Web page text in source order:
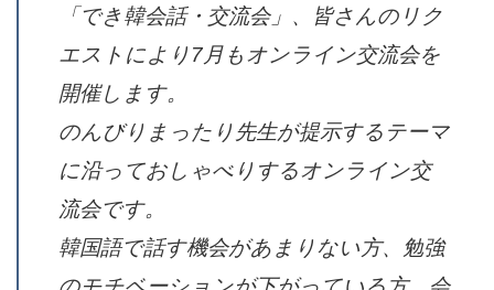
東京新大久保、新宿、大阪で開催され
た「でき韓会話・交流会」、皆さんの
リクエストにより7月もオンライン交
流会を開催します。
のんびりまったり先生が提示するテー
マに沿っておしゃべりするオンライン
交流会です。
韓国語で話す機会があまりない方、勉